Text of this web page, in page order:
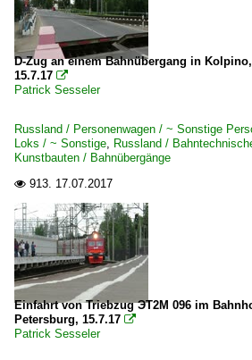
D-Zug an einem Bahnübergang in
15.7.17 
Patrick Sesseler
Russland / Personenwagen / ~ Sonstige
Loks / ~ Sonstige, Russland /
Kunstbauten / Bahnübergänge
 913. 17.07.2017
Einfahrt von Triebzug ЭТ2M 096 im
Petersburg, 15.7.17 
Patrick Sesseler